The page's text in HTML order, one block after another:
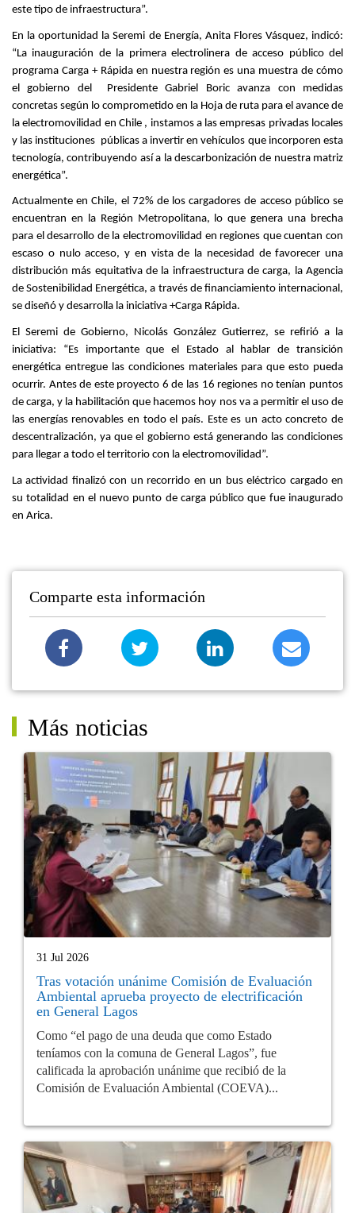
este tipo de infraestructura”.
En la oportunidad la Seremi de Energía, Anita Flores Vásquez, indicó:
“La inauguración de la primera electrolinera de acceso público del
programa Carga + Rápida en nuestra región es una muestra de cómo
el gobierno del Presidente Gabriel Boric avanza con medidas
concretas según lo comprometido en la Hoja de ruta para el avance de
la electromovilidad en Chile , instamos a las empresas privadas locales
y las instituciones públicas a invertir en vehículos que incorporen esta
tecnología, contribuyendo así a la descarbonización de nuestra matriz
energética”.
Actualmente en Chile, el 72% de los cargadores de acceso público se
encuentran en la Región Metropolitana, lo que genera una brecha
para el desarrollo de la electromovilidad en regiones que cuentan con
escaso o nulo acceso, y en vista de la necesidad de favorecer una
distribución más equitativa de la infraestructura de carga, la Agencia
de Sostenibilidad Energética, a través de financiamiento internacional,
se diseñó y desarrolla la iniciativa +Carga Rápida.
El Seremi de Gobierno, Nicolás González Gutierrez, se refirió a la
iniciativa: “Es importante que el Estado al hablar de transición
energética entregue las condiciones materiales para que esto pueda
ocurrir. Antes de este proyecto 6 de las 16 regiones no tenían puntos
de carga, y la habilitación que hacemos hoy nos va a permitir el uso de
las energías renovables en todo el país. Este es un acto concreto de
descentralización, ya que el gobierno está generando las condiciones
para llegar a todo el territorio con la electromovilidad”.
La actividad finalizó con un recorrido en un bus eléctrico cargado en
su totalidad en el nuevo punto de carga público que fue inaugurado
en Arica.
Comparte esta información
Más noticias
31 Jul 2026
Tras votación unánime Comisión de Evaluación
Ambiental aprueba proyecto de electrificación
en General Lagos
Como “el pago de una deuda que como Estado
teníamos con la comuna de General Lagos”, fue
calificada la aprobación unánime que recibió de la
Comisión de Evaluación Ambiental (COEVA)...